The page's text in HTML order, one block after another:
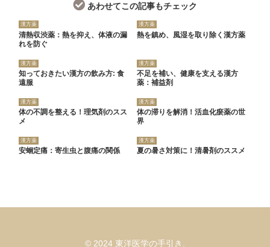
あわせてこの記事もチェック
漢方薬
清熱収渋薬：熱を抑え、体液の漏
れを防ぐ
漢方薬
熱を鎮め、風湿を取り除く漢方薬
漢方薬
知っておきたい漢方の飲み方: 食
遠服
漢方薬
不足を補い、健康を支える漢方
薬：補益剤
漢方薬
体の不調を整える！理気剤のスス
メ
漢方薬
体の滞りを解消！活血化瘀薬の世
界
漢方薬
安蛔定痛：寄生虫と腹痛の関係
漢方薬
夏の暑さ対策に！清暑剤のススメ
© 2024 東洋医学の手引き.